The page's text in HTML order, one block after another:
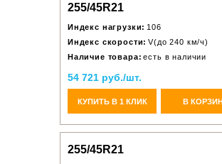
255/45R21
Индекс нагрузки: 106
Индекс скорости: V(до 240 км/ч)
Наличие товара: есть в наличии
54 721 руб./шт.
КУПИТЬ В 1 КЛИК В
255/45R21